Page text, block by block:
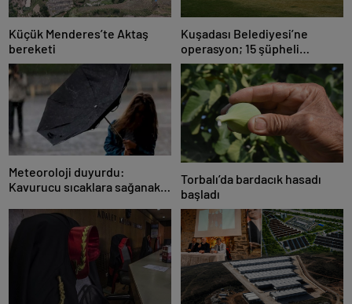
Küçük Menderes’te Aktaş
bereketi
Kuşadası Belediyesi’ne
operasyon; 15 şüpheli
gözaltına alındı
Meteoroloji duyurdu:
Kavurucu sıcaklara sağanak
Torbalı’da bardacık hasadı
başladı